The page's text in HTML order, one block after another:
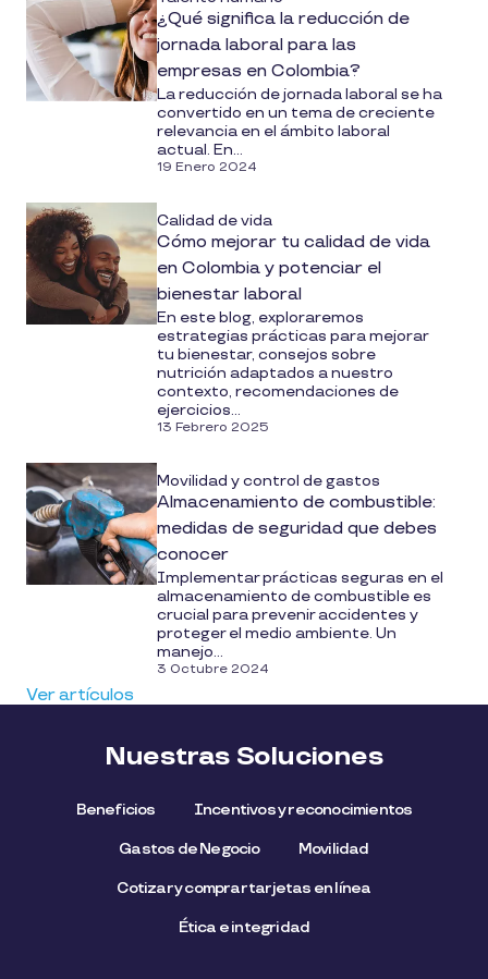
¿Qué significa la reducción de
jornada laboral para las
empresas en Colombia?
La reducción de jornada laboral se ha
convertido en un tema de creciente
relevancia en el ámbito laboral
actual. En...
19 Enero 2024
Calidad de vida
Cómo mejorar tu calidad de vida
en Colombia y potenciar el
bienestar laboral
En este blog, exploraremos
estrategias prácticas para mejorar
tu bienestar, consejos sobre
nutrición adaptados a nuestro
contexto, recomendaciones de
ejercicios...
13 Febrero 2025
Movilidad y control de gastos
Almacenamiento de combustible:
medidas de seguridad que debes
conocer
Implementar prácticas seguras en el
almacenamiento de combustible es
crucial para prevenir accidentes y
proteger el medio ambiente. Un
manejo...
3 Octubre 2024
Ver artículos
Nuestras Soluciones
Beneficios Incentivos y reconocimientos
Gastos de Negocio Movilidad
Cotizar y comprar tarjetas en línea
Ética e integridad